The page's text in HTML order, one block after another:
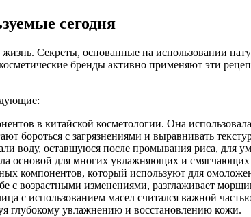
сегодня
Секреты, основанные на использовании
бренды активно применяют эти
в китайской косметологии. Она
бороться с загрязнениями и выравнивать
воду, оставшуюся после промывания риса, для
основой для многих увлажняющих и смягчающих
компонентов, который используют для
с возрастными изменениями, разглаживает
с использованием масел считался важной
глубокому увлажнению и восстановлению кожи.